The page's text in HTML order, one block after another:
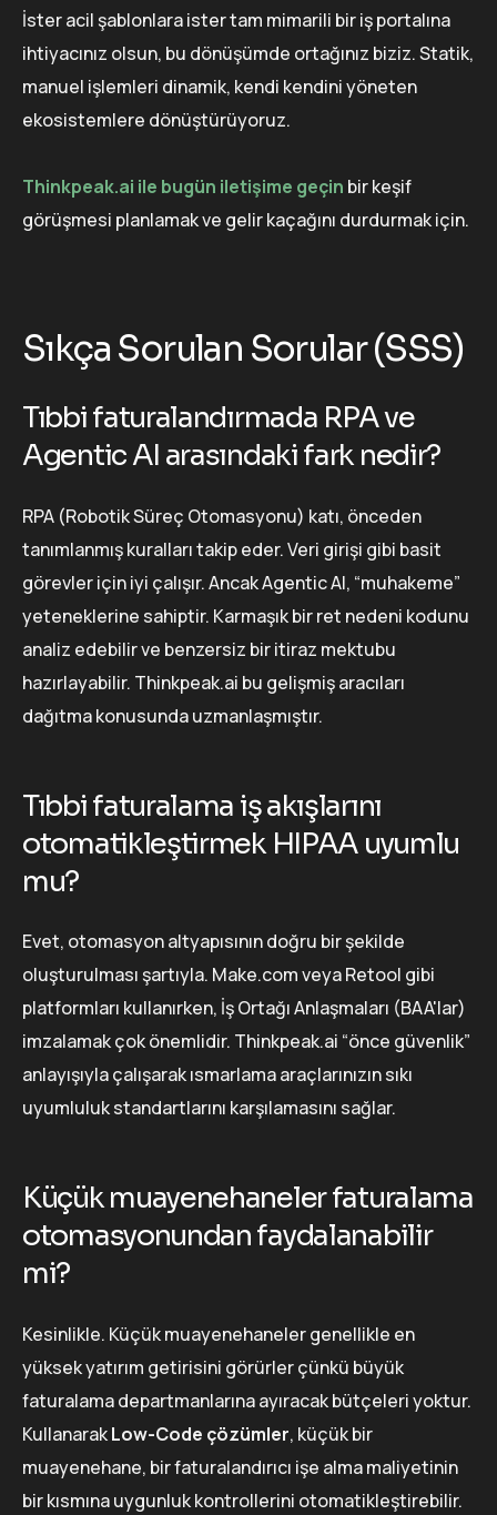
İster acil şablonlara ister tam mimarili bir iş portalına
ihtiyacınız olsun, bu dönüşümde ortağınız biziz. Statik,
manuel işlemleri dinamik, kendi kendini yöneten
ekosistemlere dönüştürüyoruz.
Thinkpeak.ai ile bugün iletişime geçin bir keşif
görüşmesi planlamak ve gelir kaçağını durdurmak için.
Sıkça Sorulan Sorular (SSS)
Tıbbi faturalandırmada RPA ve
Agentic AI arasındaki fark nedir?
RPA (Robotik Süreç Otomasyonu) katı, önceden
tanımlanmış kuralları takip eder. Veri girişi gibi basit
görevler için iyi çalışır. Ancak Agentic AI, “muhakeme”
yeteneklerine sahiptir. Karmaşık bir ret nedeni kodunu
analiz edebilir ve benzersiz bir itiraz mektubu
hazırlayabilir. Thinkpeak.ai bu gelişmiş aracıları
dağıtma konusunda uzmanlaşmıştır.
Tıbbi faturalama iş akışlarını
otomatikleştirmek HIPAA uyumlu
mu?
Evet, otomasyon altyapısının doğru bir şekilde
oluşturulması şartıyla. Make.com veya Retool gibi
platformları kullanırken, İş Ortağı Anlaşmaları (BAA'lar)
imzalamak çok önemlidir. Thinkpeak.ai “önce güvenlik”
anlayışıyla çalışarak ısmarlama araçlarınızın sıkı
uyumluluk standartlarını karşılamasını sağlar.
Küçük muayenehaneler faturalama
otomasyonundan faydalanabilir
mi?
Kesinlikle. Küçük muayenehaneler genellikle en
yüksek yatırım getirisini görürler çünkü büyük
faturalama departmanlarına ayıracak bütçeleri yoktur.
KullanarakLow-Code çözümler, küçük bir
muayenehane, bir faturalandırıcı işe alma maliyetinin
bir kısmına uygunluk kontrollerini otomatikleştirebilir.